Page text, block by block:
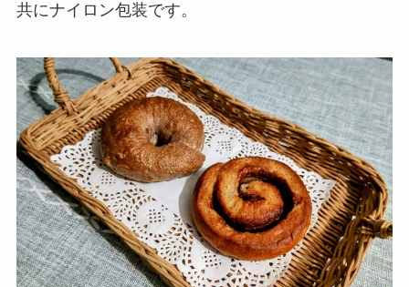
共にナイロン包装です。